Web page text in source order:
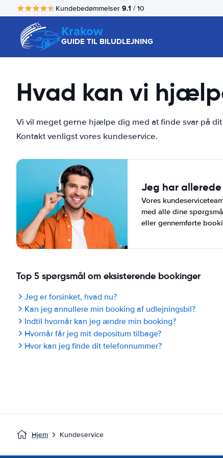
Kundebedømmelser 9.1 / 10
Krakow
GUIDE TIL BILUDLEJNING
Hvad kan vi
Vi vil meget gerne hjælpe dig med at finde svar på
Kontakt venligst vores kundeservice.
Jeg har
Vores
med alle dine
eller gennemførte
Top 5 spørgsmål om eksisterende bookinger
Jeg er forsinket, hvad nu?
Kan jeg annullere min booking af udlejningsbil?
Indtil hvornår kan jeg ændre min booking?
Hvornår får jeg mit depositum tilbage?
Hvor kan jeg finde dit telefonnummer?
Hjem Kundeservice